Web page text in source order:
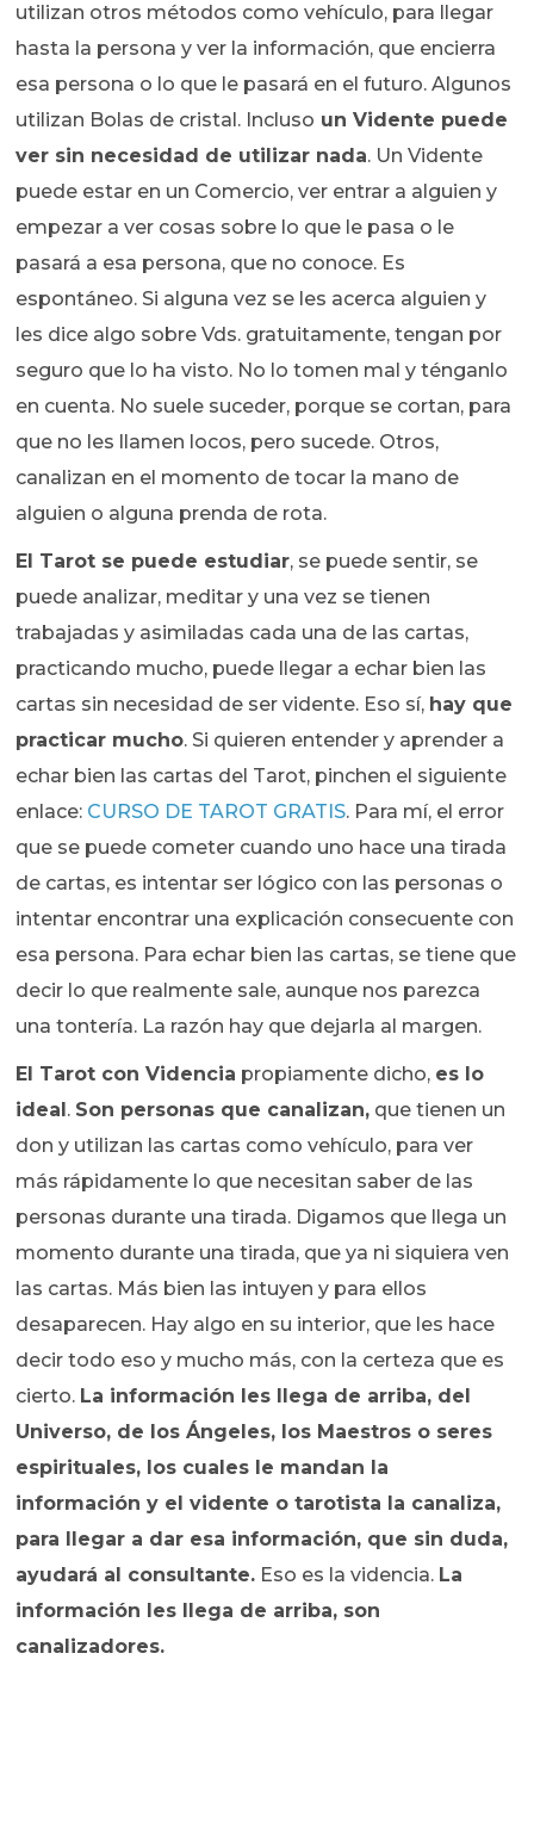
utilizan otros métodos como vehículo, para llegar
hasta la persona y ver la información, que encierra
esa persona o lo que le pasará en el futuro. Algunos
utilizan Bolas de cristal. Incluso un Vidente puede
ver sin necesidad de utilizar nada. Un Vidente
puede estar en un Comercio, ver entrar a alguien y
empezar a ver cosas sobre lo que le pasa o le
pasará a esa persona, que no conoce. Es
espontáneo. Si alguna vez se les acerca alguien y
les dice algo sobre Vds. gratuitamente, tengan por
seguro que lo ha visto. No lo tomen mal y ténganlo
en cuenta. No suele suceder, porque se cortan, para
que no les llamen locos, pero sucede. Otros,
canalizan en el momento de tocar la mano de
alguien o alguna prenda de rota.
El Tarot se puede estudiar, se puede sentir, se
puede analizar, meditar y una vez se tienen
trabajadas y asimiladas cada una de las cartas,
practicando mucho, puede llegar a echar bien las
cartas sin necesidad de ser vidente. Eso sí, hay que
practicar mucho. Si quieren entender y aprender a
echar bien las cartas del Tarot, pinchen el siguiente
enlace: CURSO DE TAROT GRATIS. Para mí, el error
que se puede cometer cuando uno hace una tirada
de cartas, es intentar ser lógico con las personas o
intentar encontrar una explicación consecuente con
esa persona. Para echar bien las cartas, se tiene que
decir lo que realmente sale, aunque nos parezca
una tontería. La razón hay que dejarla al margen.
El Tarot con Videncia propiamente dicho, es lo
ideal . Son personas que canalizan, que tienen un
don y utilizan las cartas como vehículo, para ver
más rápidamente lo que necesitan saber de las
personas durante una tirada. Digamos que llega un
momento durante una tirada, que ya ni siquiera ven
las cartas. Más bien las intuyen y para ellos
desaparecen. Hay algo en su interior, que les hace
decir todo eso y mucho más, con la certeza que es
cierto. La información les llega de arriba, del
Universo, de los Ángeles, los Maestros o seres
espirituales, los cuales le mandan la
información y el vidente o tarotista la canaliza,
para llegar a dar esa información, que sin duda,
ayudará al consultante. Eso es la videncia. La
información les llega de arriba, son
canalizadores.